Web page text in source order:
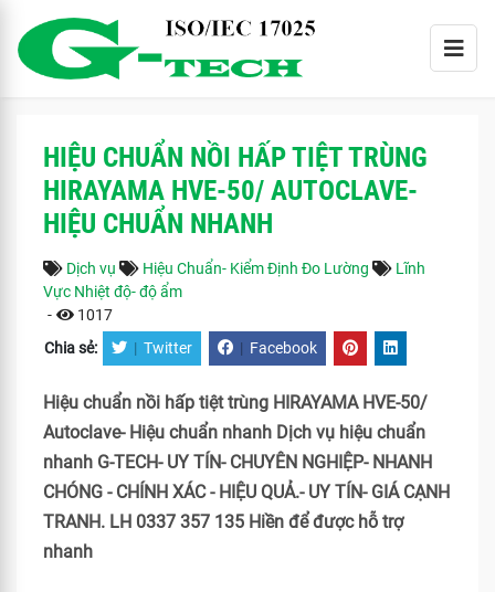
HIỆU CHUẨN NỒI HẤP TIỆT TRÙNG
HIRAYAMA HVE-50/ AUTOCLAVE-
HIỆU CHUẨN NHANH
Dịch vụ Hiệu Chuẩn- Kiểm Định Đo Lường
Lĩnh
Vực Nhiệt độ- độ ẩm
-
1017
Chia sẻ: | Twitter | Facebook
Hiệu chuẩn nồi hấp tiệt trùng HIRAYAMA HVE-50/
Autoclave- Hiệu chuẩn nhanh Dịch vụ hiệu chuẩn
nhanh G-TECH- UY TÍN- CHUYÊN NGHIỆP- NHANH
CHÓNG - CHÍNH XÁC - HIỆU QUẢ.- UY TÍN- GIÁ CẠNH
TRANH. LH 0337 357 135 Hiền để được hỗ trợ
nhanh